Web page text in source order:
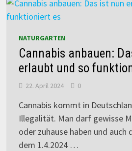
NATURGARTEN
Cannabis anbauen:
erlaubt und so
22. April 2024 0
Cannabis kommt in
Illegalität. Man darf gewisse
oder zuhause haben und auch
dem 1.4.2024 …